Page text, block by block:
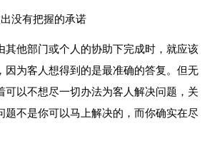
没有把握的承诺
其他部门或个人的协助下完成时，就应该
因为客人想得到的是最准确的答复。但无
可以不想尽一切办法为客人解决问题，关
题不是你可以马上解决的，而你确实在尽